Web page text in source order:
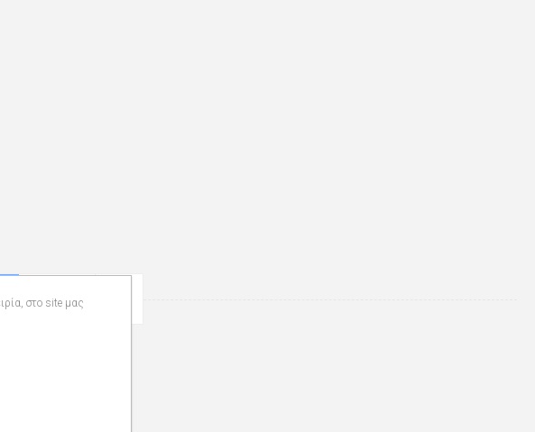
2 3
στο site μας